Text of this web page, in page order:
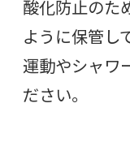
酸化防止のた
ように保管し
運動やシャワ
ださい。